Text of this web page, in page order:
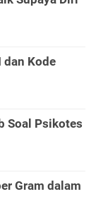
dan Kode
Soal Psikotes
Gram dalam